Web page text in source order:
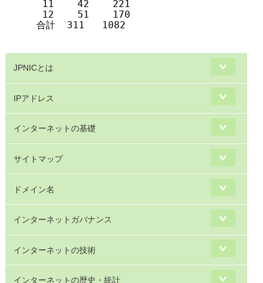
   11    42    221
   12    51    170
  合計  311   1082
JPNICとは
IPアドレス
インターネットの基礎
サイトマップ
ドメイン名
インターネットガバナンス
インターネットの技術
インターネットの歴史・統計